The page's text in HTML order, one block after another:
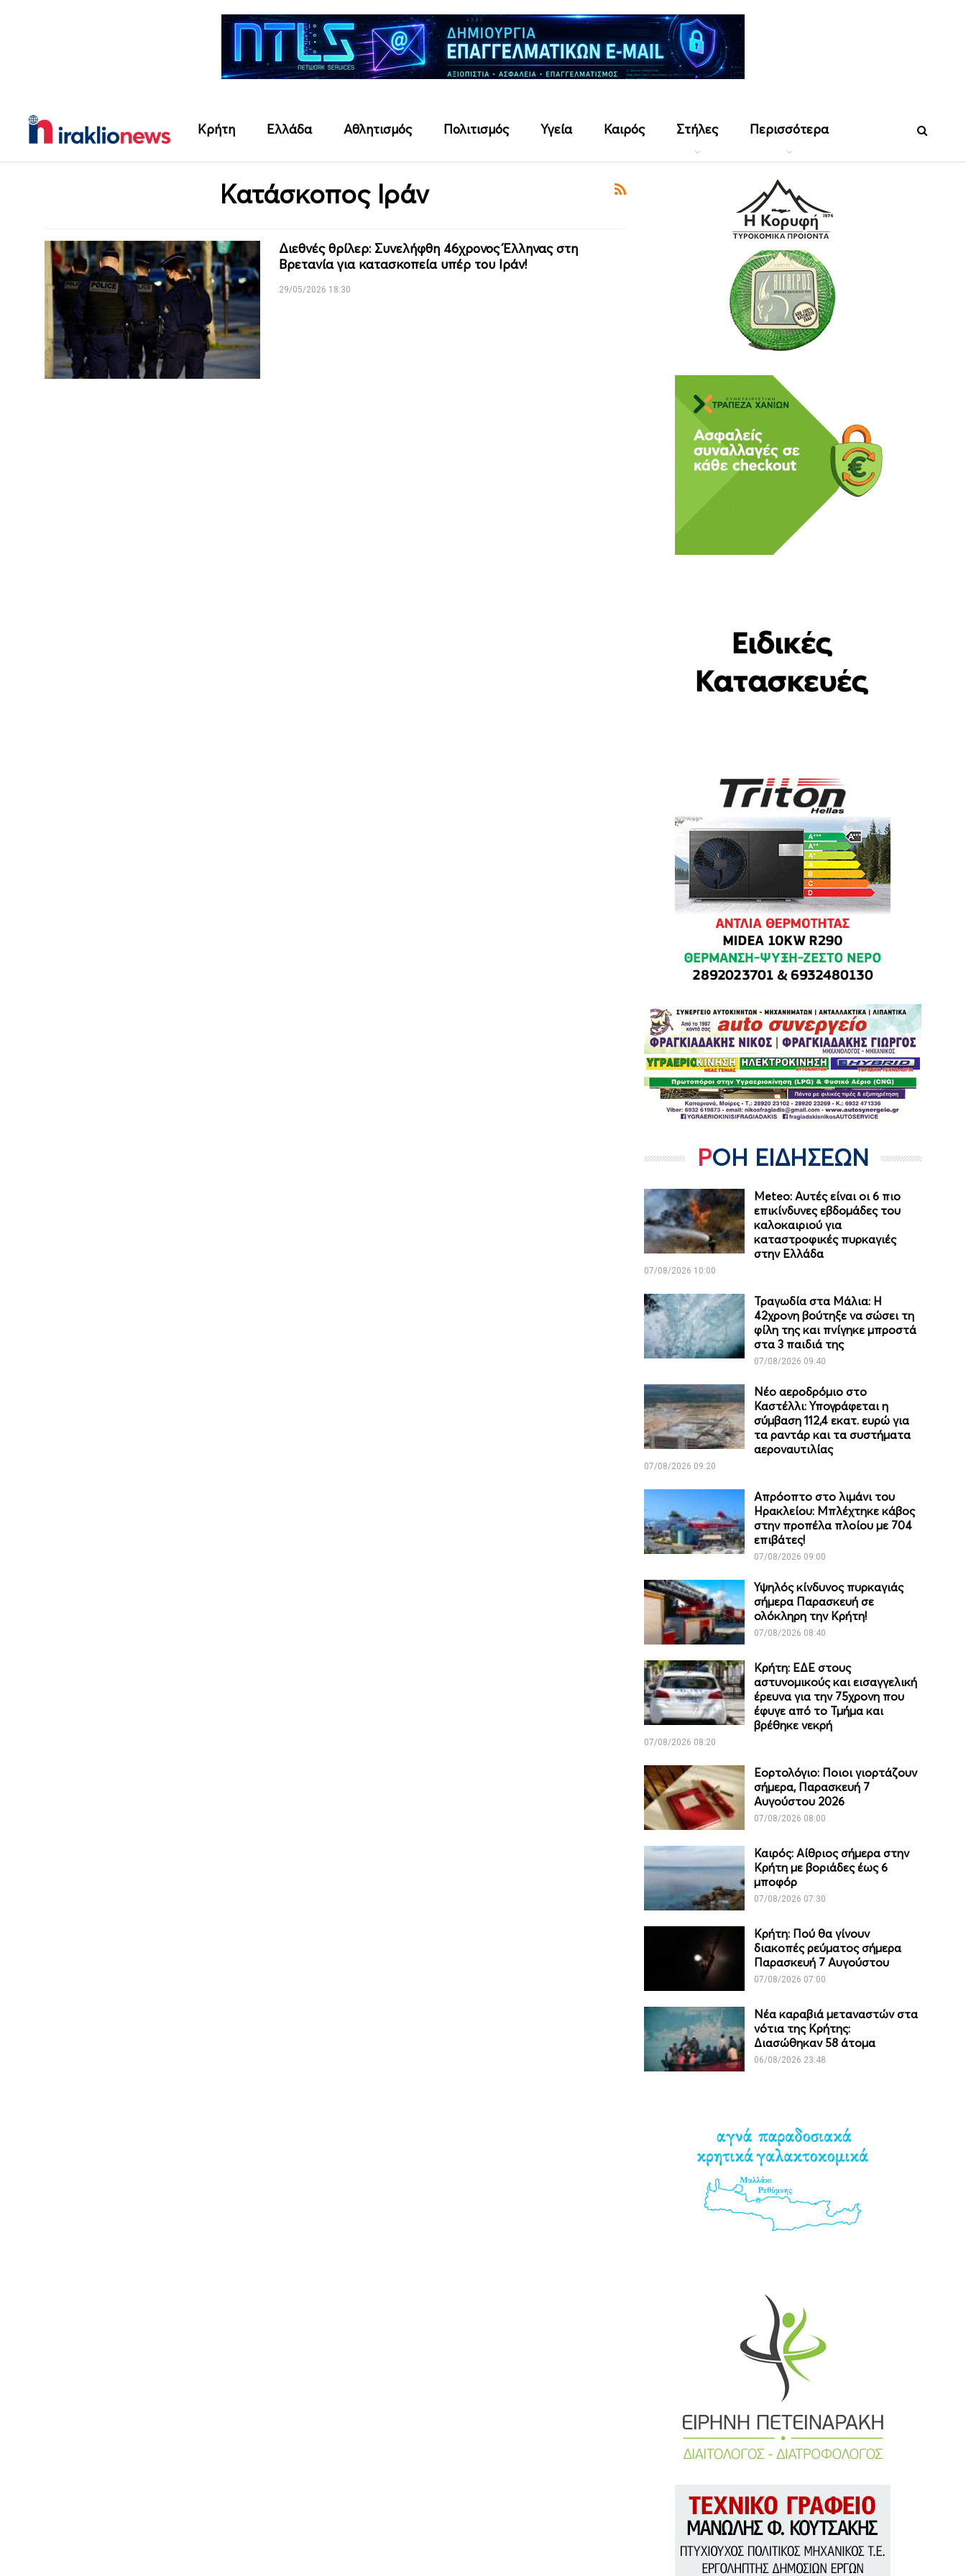
Κρήτη Ελλάδα Αθλητισμός Πολιτισμός Υγεία Καιρός Στήλες Περισσότερα
Κατάσκοπος Ιράν
Διεθνές θρίλερ: Συνελήφθη 46χρονος Έλληνας στη
Βρετανία για κατασκοπεία υπέρ του Ιράν!
29/05/2026 18:30
ΡΟΗ ΕΙΔΗΣΕΩΝ
Meteo: Aυτές είναι οι 6 πιο
επικίνδυνες εβδομάδες του
καλοκαιριού για
καταστροφικές πυρκαγιές
στην Ελλάδα
07/08/2026 10:00
Τραγωδία στα Μάλια: Η
42χρονη βούτηξε να σώσει τη
φίλη της και πνίγηκε μπροστά
στα 3 παιδιά της
07/08/2026 09:40
Νέο αεροδρόμιο στο
Καστέλλι: Υπογράφεται η
σύμβαση 112,4 εκατ. ευρώ για
τα ραντάρ και τα συστήματα
αεροναυτιλίας
07/08/2026 09:20
Απρόοπτο στο λιμάνι του
Ηρακλείου: Μπλέχτηκε κάβος
στην προπέλα πλοίου με 704
επιβάτες!
07/08/2026 09:00
Υψηλός κίνδυνος πυρκαγιάς
σήμερα Παρασκευή σε
ολόκληρη την Κρήτη!
07/08/2026 08:40
Κρήτη: ΕΔΕ στους
αστυνομικούς και εισαγγελική
έρευνα για την 75χρονη που
έφυγε από το Τμήμα και
βρέθηκε νεκρή
07/08/2026 08:20
Εορτολόγιο: Ποιοι γιορτάζουν
σήμερα, Παρασκευή 7
Αυγούστου 2026
07/08/2026 08:00
Καιρός: Αίθριος σήμερα στην
Κρήτη με βοριάδες έως 6
μποφόρ
07/08/2026 07:30
Κρήτη: Πού θα γίνουν
διακοπές ρεύματος σήμερα
Παρασκευή 7 Αυγούστου
07/08/2026 07:00
Νέα καραβιά μεταναστών στα
νότια της Κρήτης:
Διασώθηκαν 58 άτομα
06/08/2026 23:48